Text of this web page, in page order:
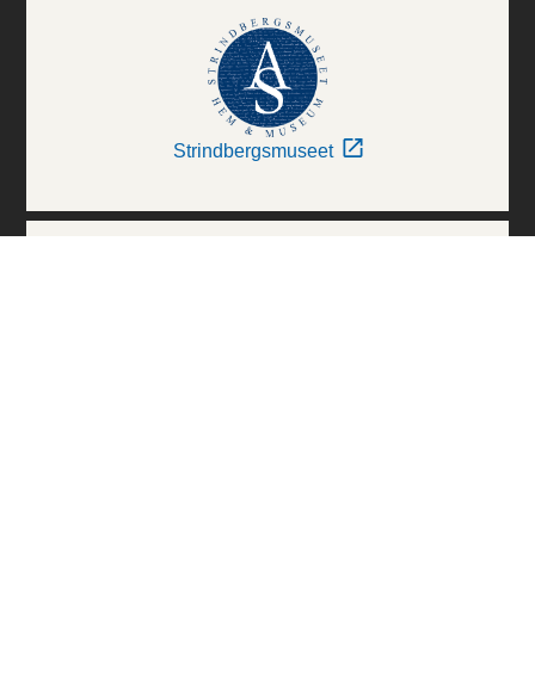
Strindbergsmuseet